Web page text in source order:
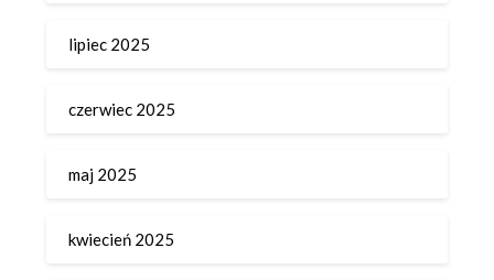
lipiec 2025
czerwiec 2025
maj 2025
kwiecień 2025